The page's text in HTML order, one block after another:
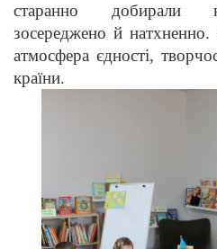
старанно добирали
зосереджено й натхненно.
атмосфера єдності,
країни.